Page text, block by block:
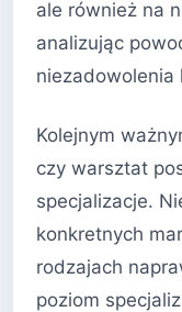
ale również na
analizując
niezadowolenia
Kolejnym
czy warsztat
specjalizacje.
konkretnych
rodzajach
poziom